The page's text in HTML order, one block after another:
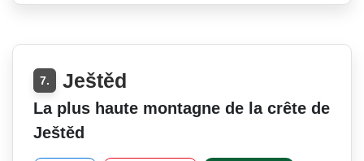
7. Ještěd
La plus haute montagne de la crête de
Ještěd